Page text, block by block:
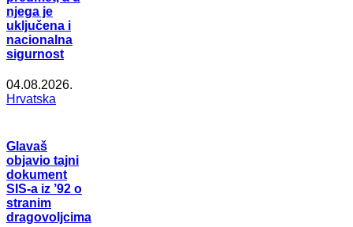
njega je
uključena i
nacionalna
sigurnost
04.08.2026.
Hrvatska
Glavaš
objavio tajni
dokument
SIS-a iz ’92 o
stranim
dragovoljcima